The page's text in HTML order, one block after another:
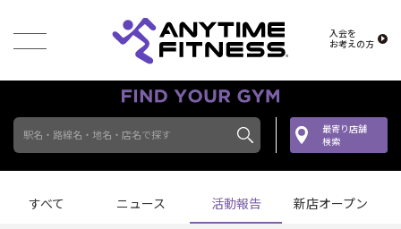
入会を
お考えの方
駅名・路線名・地名・店名で探す
最寄り店舗
検索
すべて ニュース 活動報告 新店オープン